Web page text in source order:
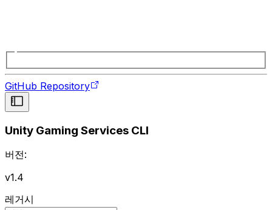
GitHub Repository
Unity Gaming Services CLI
버전:
v1.4
레거시